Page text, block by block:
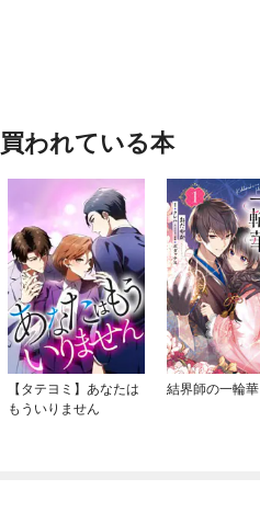
われている本
【タテヨミ】あなたは
もういりません
結界師の一輪華